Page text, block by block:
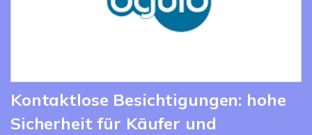
Kontaktlose Besichtigungen: hohe
Sicherheit für Käufer und